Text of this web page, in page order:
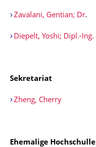
Zavalani, Gentian; Dr.
Diepelt, Yoshi; Dipl.-Ing.
Sekretariat
Zheng, Cherry
Ehemalige